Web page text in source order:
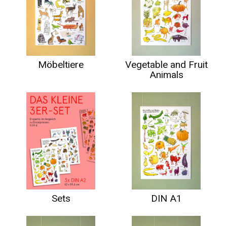
Möbeltiere
Vegetable and Fruit
Animals
Sets DIN A1